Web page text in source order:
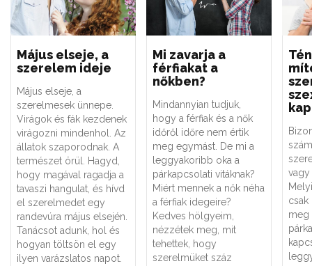
Május elseje, a
szerelem ideje
Május elseje, a
szerelmesek ünnepe.
Virágok és fák kezdenek
virágozni mindenhol. Az
állatok szaporodnak. A
természet örül. Hagyd,
hogy magával ragadja a
tavaszi hangulat, és hívd
el szerelmedet egy
randevúra május elsején.
Tanácsot adunk, hol és
hogyan töltsön el egy
ilyen varázslatos napot.
Mi zavarja a
férfiakat a
nőkben?
Mindannyian tudjuk,
hogy a férfiak és a nők
időről időre nem értik
meg egymást. De mi a
leggyakoribb oka a
párkapcsolati vitáknak?
Miért mennek a nők néha
a férfiak idegeire?
Kedves hölgyeim,
nézzétek meg, mit
tehettek, hogy
szerelmüket száz
vagy
csak
meg